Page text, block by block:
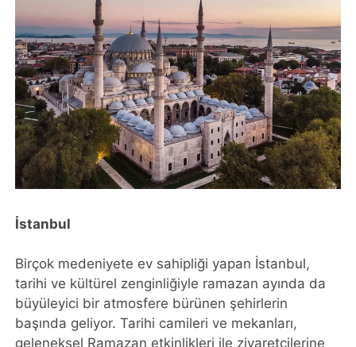
İstanbul
Birçok medeniyete ev sahipliği yapan İstanbul,
tarihi ve kültürel zenginliğiyle ramazan ayında da
büyüleyici bir atmosfere bürünen şehirlerin
başında geliyor. Tarihi camileri ve mekanları,
geleneksel Ramazan etkinlikleri ile ziyaretçilerine